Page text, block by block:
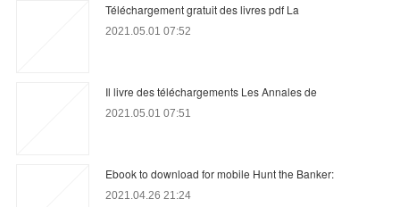
Téléchargement gratuit des livres pdf La
2021.05.01 07:52
Il livre des téléchargements Les Annales de
2021.05.01 07:51
Ebook to download for mobile Hunt the Banker:
2021.04.26 21:24